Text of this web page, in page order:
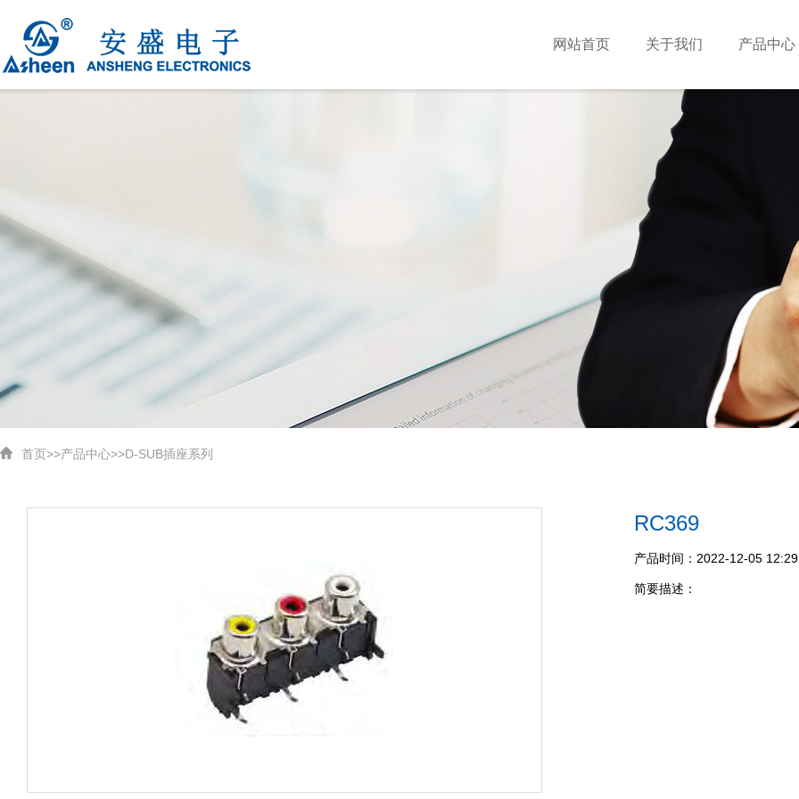
网站首页 关于我们 产品中心
首页>>产品中心>>D-SUB插座系列
RC369
产品时间：2022-12-05
简要描述：